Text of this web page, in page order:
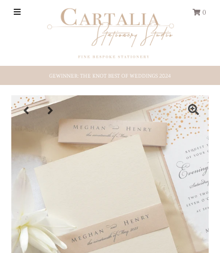
HOCHZEITS-PAPETERIE
REISEPASS
Save-the-Date
Shop by Style
Etsy-Shop
0
Mein Einkaufswagen
0
GEWINNER: THE KNOT BEST OF WEDDINGS 2024